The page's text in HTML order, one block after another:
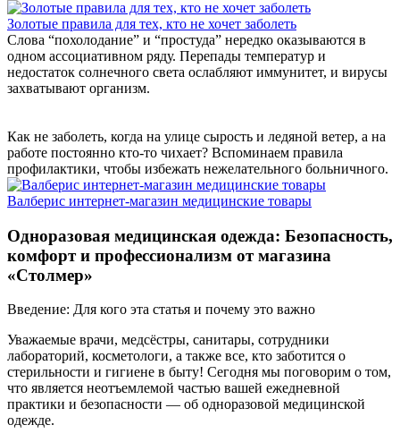
Золотые правила для тех, кто не хочет заболеть
Слова “похолодание” и “простуда” нередко оказываются в
одном ассоциативном ряду. Перепады температур и
недостаток солнечного света ослабляют иммунитет, и вирусы
захватывают организм.
Как не заболеть, когда на улице сырость и ледяной ветер, а на
работе постоянно кто-то чихает? Вспоминаем правила
профилактики, чтобы избежать нежелательного больничного.
Валберис интернет-магазин медицинские товары
Одноразовая медицинская одежда: Безопасность,
комфорт и профессионализм от магазина
«Столмер»
Введение: Для кого эта статья и почему это важно
Уважаемые врачи, медсёстры, санитары, сотрудники
лабораторий, косметологи, а также все, кто заботится о
стерильности и гигиене в быту! Сегодня мы поговорим о том,
что является неотъемлемой частью вашей ежедневной
практики и безопасности — об одноразовой медицинской
одежде.